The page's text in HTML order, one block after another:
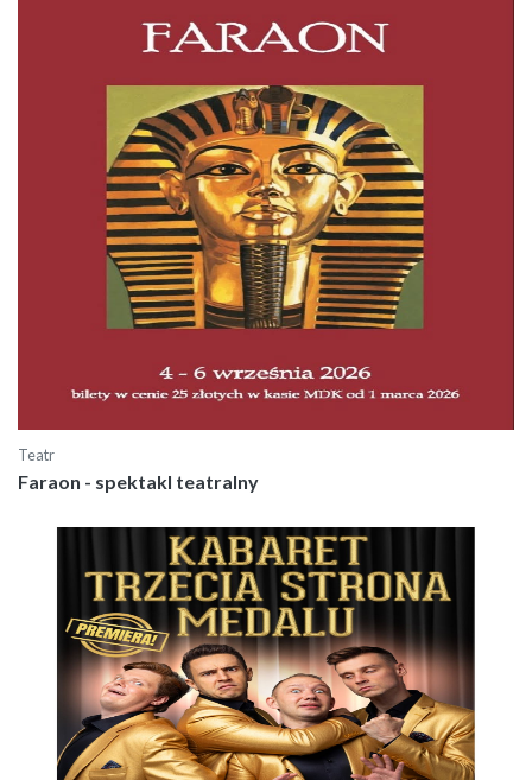
Teatr
Faraon - spektakl teatralny